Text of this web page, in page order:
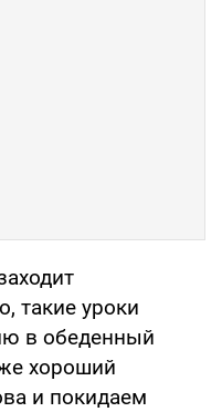
такие уроки
в обеденный
хороший
и покидаем